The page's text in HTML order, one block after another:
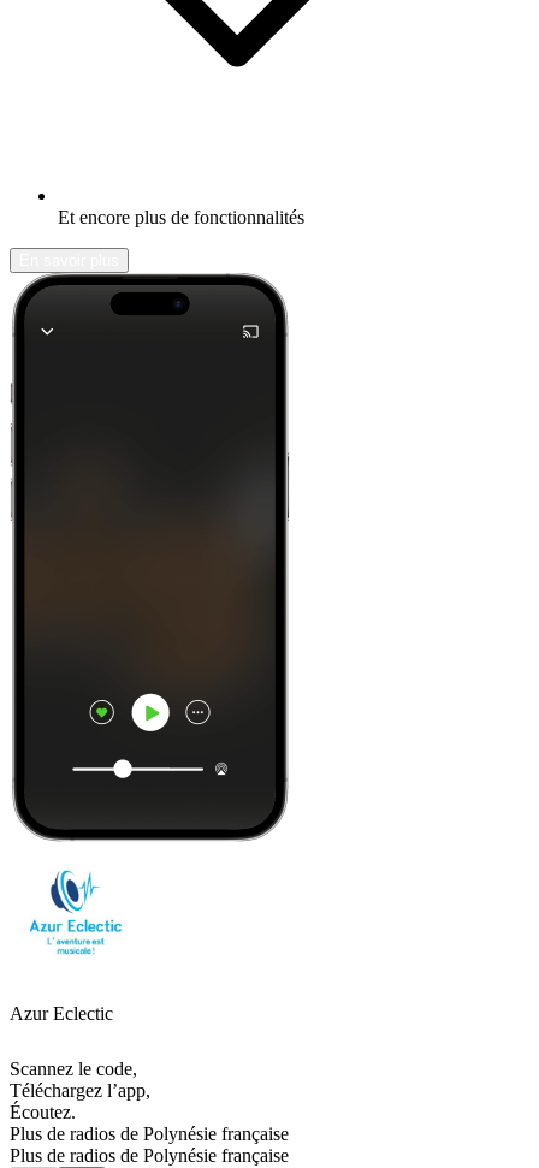
Et encore plus de fonctionnalités
Azur Eclectic
Scannez le code,
Téléchargez l’app,
Écoutez.
Plus de radios de Polynésie française
Plus de radios de Polynésie française